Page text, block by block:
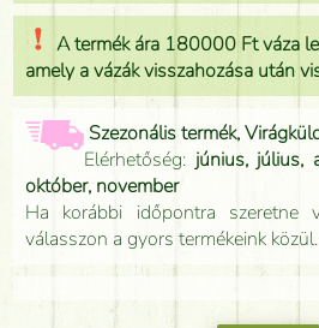
A termék ára 180000 Ft váza
amely a vázák visszahozása után
Szezonális termék,
Elérhetőség: június, július,
október, november
Ha korábbi időpontra szeretne
válasszon a gyors termékeink